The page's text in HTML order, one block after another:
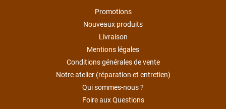
Promotions
Nouveaux produits
Livraison
Mentions légales
Conditions générales de vente
Notre atelier (réparation et entretien)
Qui sommes-nous ?
Foire aux Questions